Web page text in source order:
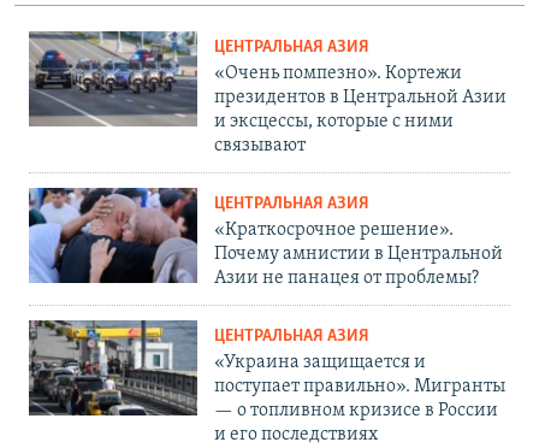
ЦЕНТРАЛЬНАЯ АЗИЯ
«Очень помпезно». Кортежи
президентов в Центральной Азии
и эксцессы, которые с ними
связывают
ЦЕНТРАЛЬНАЯ АЗИЯ
«Краткосрочное решение».
Почему амнистии в Центральной
Азии не панацея от проблемы?
ЦЕНТРАЛЬНАЯ АЗИЯ
«Украина защищается и
поступает правильно». Мигранты
— о топливном кризисе в России
и его последствиях